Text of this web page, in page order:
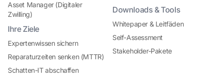
Asset Manager (Digitaler
Zwilling)
Ihre Ziele
Expertenwissen sichern
Reparaturzeiten senken (MTTR)
Schatten-IT abschaffen
Downloads & Tools
Whitepaper & Leitfäden
Self-Assessment
Stakeholder-Pakete